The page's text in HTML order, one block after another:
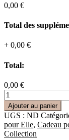
0,00 €
Total des
+ 0,00 €
Total:
0,00 €
quantité
de
Bracelet
en
cuir
Ajouter au panier
UGS : ND
pour Elle, Cadeau
Collection